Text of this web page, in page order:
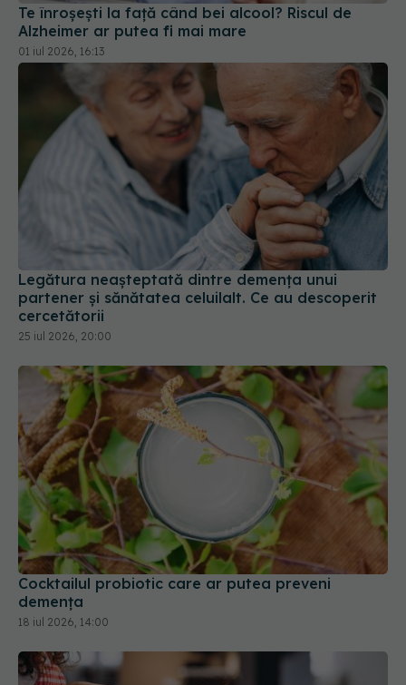
Te înroșești la față când bei alcool? Riscul de
Alzheimer ar putea fi mai mare
01 iul 2026, 16:13
Legătura neașteptată dintre demența unui
partener și sănătatea celuilalt. Ce au descoperit
cercetătorii
25 iul 2026, 20:00
Cocktailul probiotic care ar putea preveni
demența
18 iul 2026, 14:00